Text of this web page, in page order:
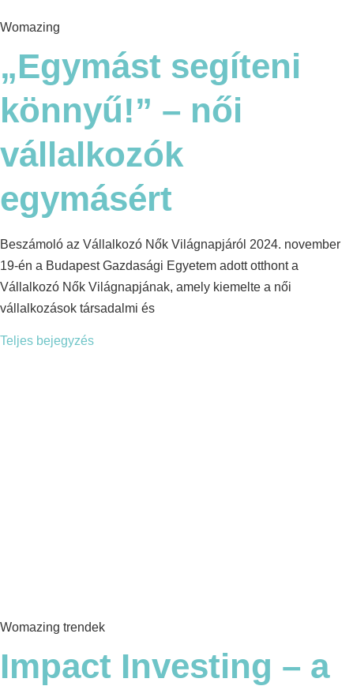
Womazing
„Egymást segíteni
könnyű!” – női
vállalkozók
egymásért
Beszámoló az Vállalkozó Nők Világnapjáról 2024. november
19-én a Budapest Gazdasági Egyetem adott otthont a
Vállalkozó Nők Világnapjának, amely kiemelte a női
vállalkozások társadalmi és
Teljes bejegyzés
Womazing trendek
Impact Investing – a